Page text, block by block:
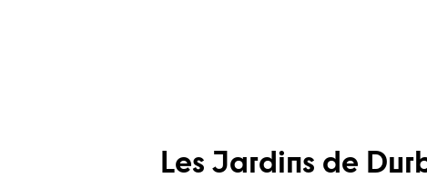
Les Jardins de